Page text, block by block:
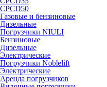
CPCD50
Газовые и бензиновые
Дизельные
Погрузчики NIULI
Бензиновые
Дизельные
Электрические
Погрузчики Noblelift
Электрические
Аренда погрузчиков